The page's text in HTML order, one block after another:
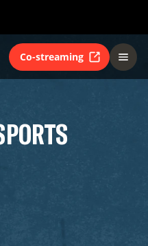
Co-streaming